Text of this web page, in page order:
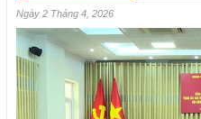
Ngày 2 Tháng 4, 2026